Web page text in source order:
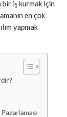
iş kurmak için
en çok
yapmak